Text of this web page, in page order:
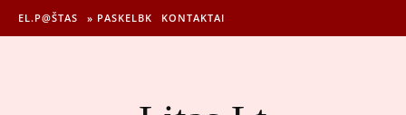
EL.P@ŠTAS » PASKELBK KONTAKTAI